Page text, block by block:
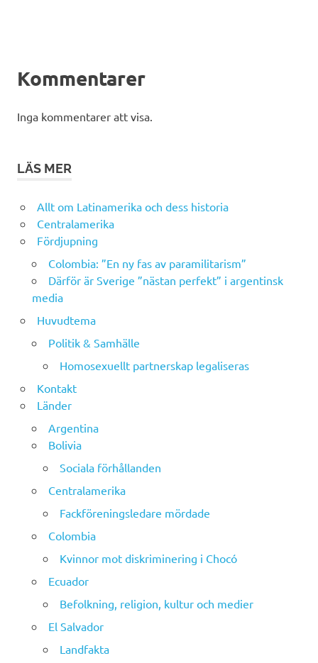
Kommentarer
Inga kommentarer att visa.
LÄS MER
Allt om Latinamerika och dess historia
Centralamerika
Fördjupning
Colombia: ”En ny fas av paramilitarism”
Därför är Sverige ”nästan perfekt” i argentinsk
media
Huvudtema
Politik & Samhälle
Homosexuellt partnerskap legaliseras
Kontakt
Länder
Argentina
Bolivia
Sociala förhållanden
Centralamerika
Fackföreningsledare mördade
Colombia
Kvinnor mot diskriminering i Chocó
Ecuador
Befolkning, religion, kultur och medier
El Salvador
Landfakta